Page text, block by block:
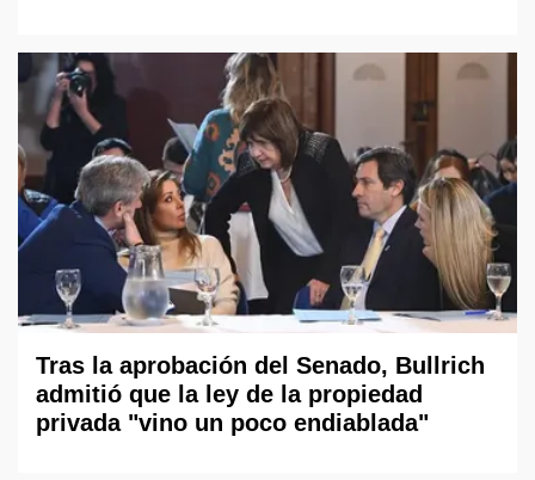
Tras la aprobación del Senado, Bullrich
admitió que la ley de la propiedad
privada "vino un poco endiablada"